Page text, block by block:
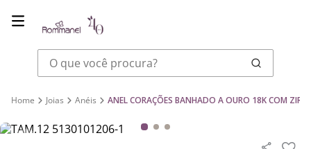
O que você procura?
Joias Anéis ANEL CORAÇÕES BANHADO A OURO 18K COM